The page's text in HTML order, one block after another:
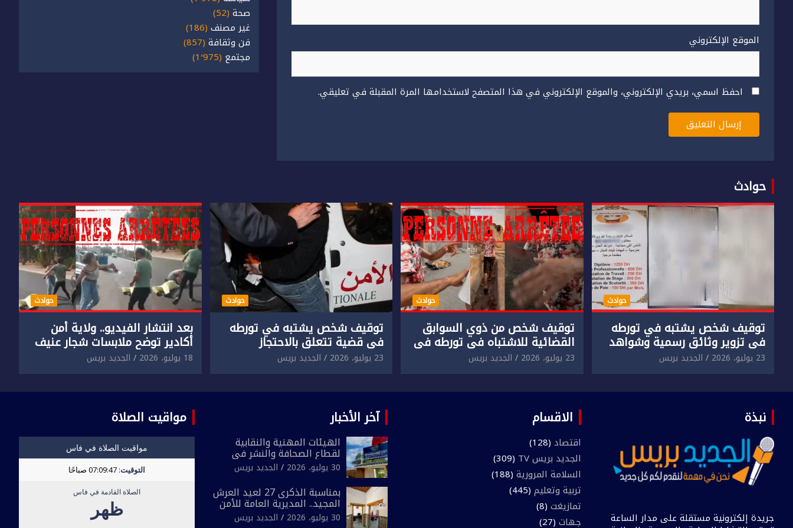
الموقع الإلكتروني
احفظ اسمي، بريدي الإلكتروني، والموقع الإلكتروني في هذا المتصفح لاستخدامها المرة المقبلة في تعليقي.
صحة (52)
غير مصنف (186)
فن وثقافة (857)
مجتمع (1٬975)
حوادث
حوادث
توقيف شخص يشتبه في تورطه
في تزوير وثائق رسمية وشواهد
دراسية وعرضها للبيع بمقابل
مادي.
23 يوليو، 2026 الجديد بريس
حوادث
توقيف شخص من ذوي السوابق
القضائية للاشتباه في تورطه في
الابتزاز المقرون باعتداء جسدي
في حق سائح أجنبي.
23 يوليو، 2026 الجديد بريس
حوادث
توقيف شخص يشتبه في تورطه
في قضية تتعلق بالاحتجاز
المقرون بارتكاب اعتداء جنسي
ومحاولة إضرام النار عمدا.
23 يوليو، 2026 الجديد بريس
حوادث
بعد انتشار الفيديو.. ولاية أمن
أكادير توضح ملابسات شجار عنيف
بين سائق وسيدتين
18 يوليو، 2026 الجديد بريس
نبذة
جريدة إلكترونية مستقلة على مدار الساعة
الاقسام
اقتصاد (128)
الجديد بريس TV
(309)
السلامة المرورية (188)
تربية وتعليم (445)
تمازيغت (8)
جهات (27)
آخر الأخبار
الهيئات المهنية والنقابية
لقطاع الصحافة والنشر في
المغرب تعلن رفضها القاطع
لـ”أي أجندة انتخابية مُعدة على
مقاس سياسي ومصلحي ضيق”
30 يوليو، 2026 الجديد بريس
بمناسبة الذكرى 27 لعيد العرش
المجيد.. المديرية العامة للأمن
الوطني تفتتح المقر الجديد
30 يوليو، 2026 الجديد بريس
مواقيت الصلاة